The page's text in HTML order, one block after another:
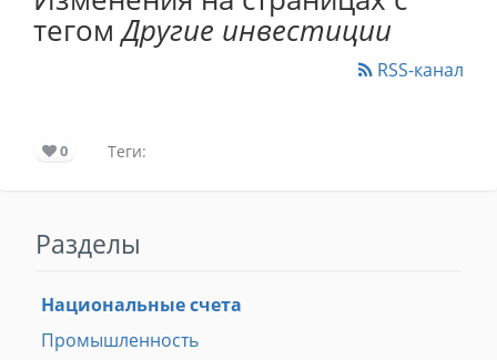
тегомДругие инвестиции
RSS-канал
0 Теги:
Разделы
Национальные счета
Промышленность